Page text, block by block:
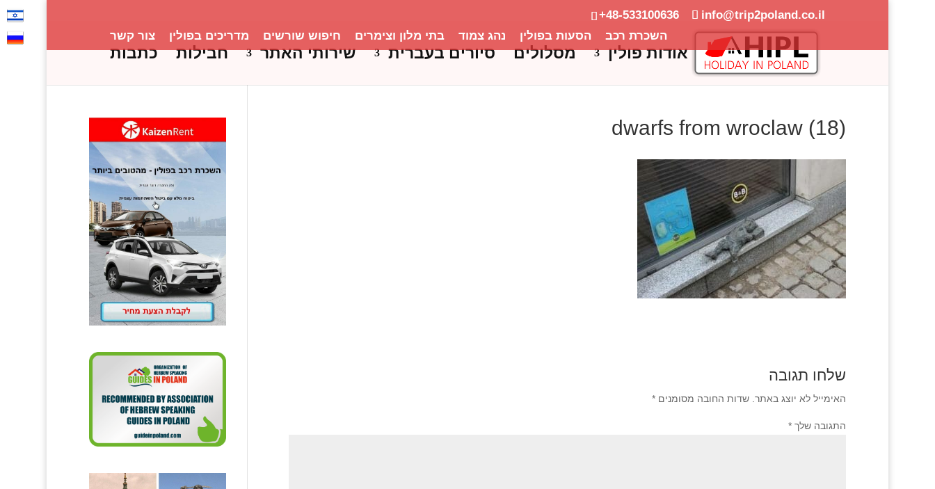
+48-533100636
info@trip2poland.co.il
השכרת רכב
הסעות בפולין נהג צמוד בתי מלון וצימרים חיפוש שורשים מדריכים בפולין צור קשר
אודות פולין מסלולים סיורים בעברית שירותי האתר חבילות כתבות
dwarfs from wroclaw (18)
שלחו תגובה
האימייל לא יוצג באתר. שדות החובה מסומנים *
התגובה שלך *